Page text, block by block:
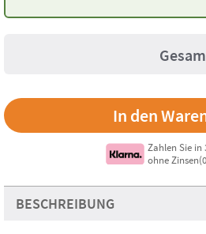
Zahlen Sie in
ohne
BESCHREIBUNG